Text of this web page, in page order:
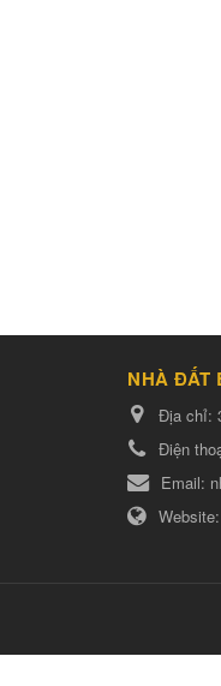
NHÀ ĐẤT
Địa chỉ:
Điện
Email:
Website: